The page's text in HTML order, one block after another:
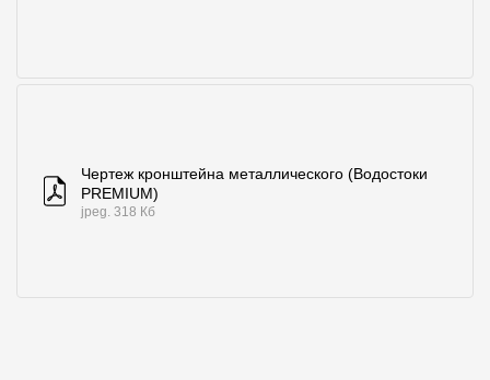
Чертеж кронштейна металлического (Водостоки
PREMIUM)
jpeg. 318 Кб